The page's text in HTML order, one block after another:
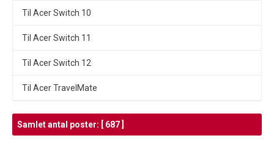
Til Acer Switch 10
Til Acer Switch 11
Til Acer Switch 12
Til Acer TravelMate
Samlet antal poster: [ 687 ]